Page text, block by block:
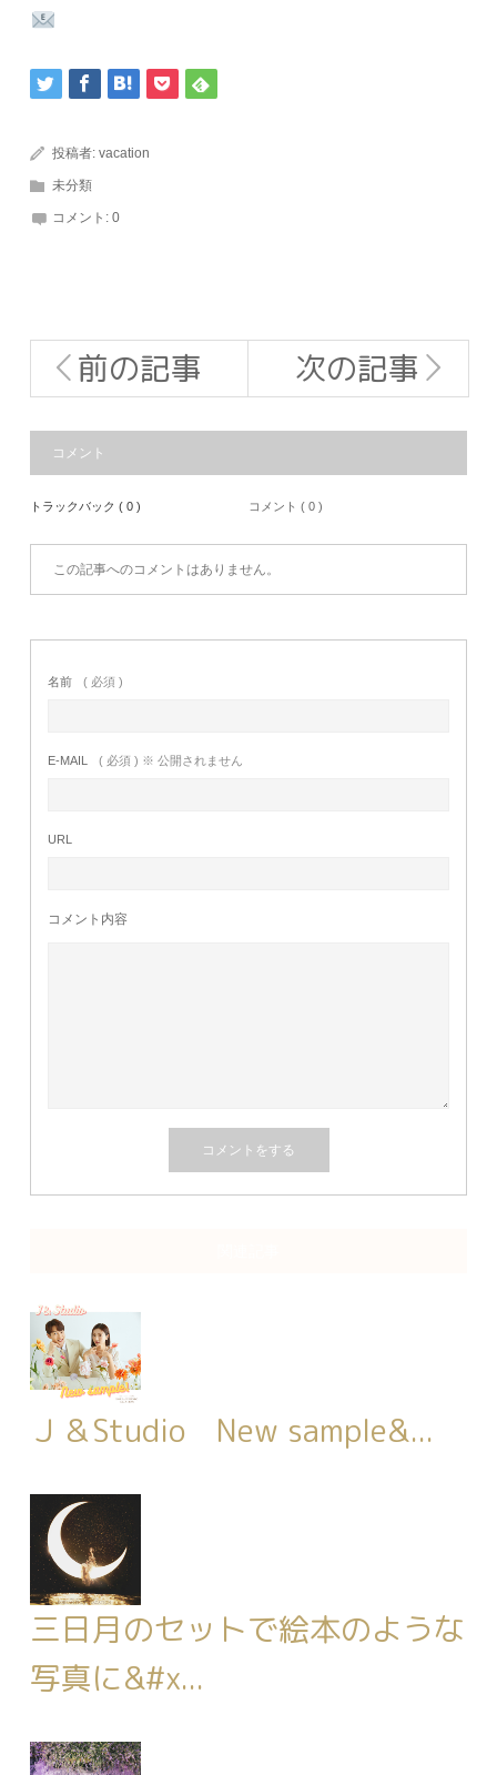
投稿者:vacation
未分類
コメント:0
前の記事 次の記事
コメント
トラックバック ( 0 ) コメント ( 0 )
この記事へのコメントはありません。
名前 ( 必須 )
E-MAIL ( 必須 ) ※ 公開されません
URL
コメント内容
Ｊ＆Studio New sample&...
三日月のセットで絵本のような
写真に&#x...